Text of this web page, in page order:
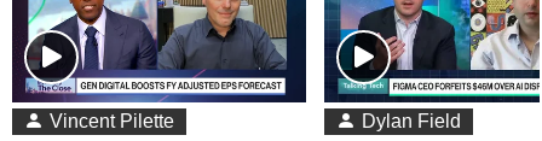
Vincent Pilette
Dylan Field